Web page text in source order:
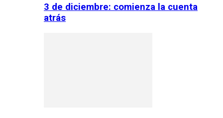
3 de diciembre: comienza la cuenta
atrás